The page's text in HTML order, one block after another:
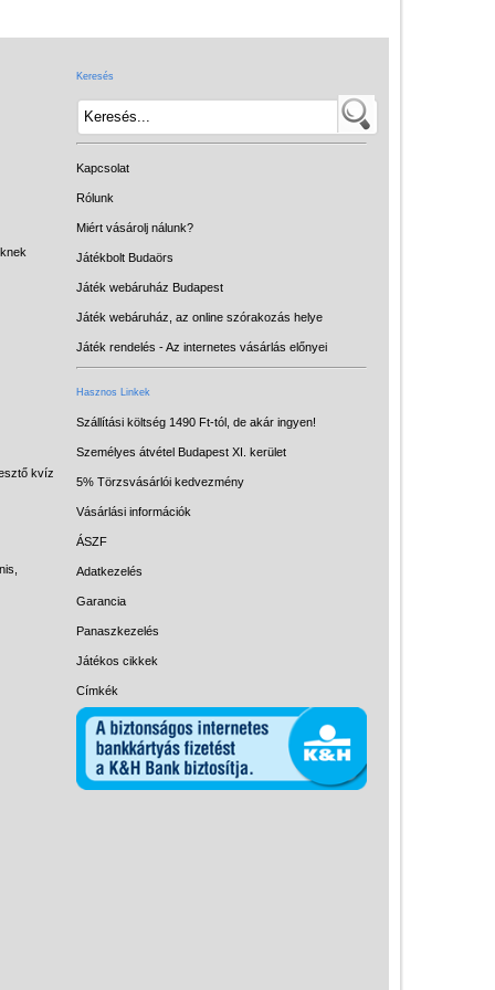
kvíz
Keresés
Kapcsolat
Rólunk
Miért vásárolj nálunk?
Játékbolt Budaörs
Játék webáruház Budapest
Játék webáruház, az online szórakozás helye
Játék rendelés - Az internetes vásárlás előnyei
Hasznos Linkek
Szállítási költség 1490 Ft-tól, de akár ingyen!
Személyes átvétel Budapest XI. kerület
5% Törzsvásárlói kedvezmény
Vásárlási információk
ÁSZF
Adatkezelés
Garancia
Panaszkezelés
Játékos cikkek
Címkék
Intelligens gyurma
Licenszes TOP
gyerekajándékok
LOGICO
LÜK
Papírszínház
Pixelhobby